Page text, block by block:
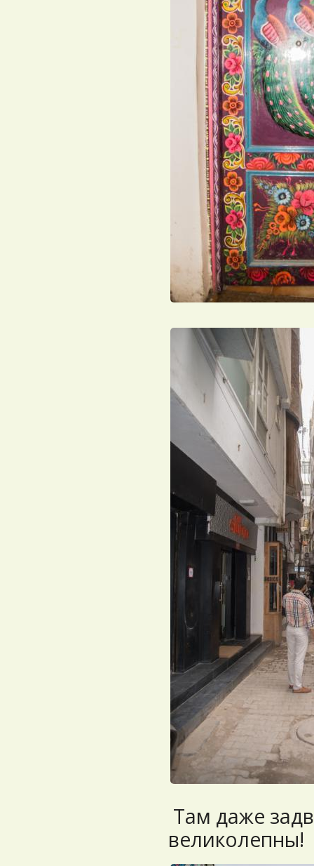
Там даже
великолепны!